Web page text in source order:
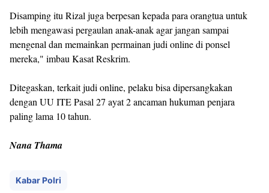
Disamping itu Rizal juga berpesan kepada para orangtua untuk
lebih mengawasi pergaulan anak-anak agar jangan sampai
mengenal dan memainkan permainan judi online di ponsel
mereka," imbau Kasat Reskrim.
Ditegaskan, terkait judi online, pelaku bisa dipersangkakan
dengan UU ITE Pasal 27 ayat 2 ancaman hukuman penjara
paling lama 10 tahun.
Nana Thama
Kabar Polri